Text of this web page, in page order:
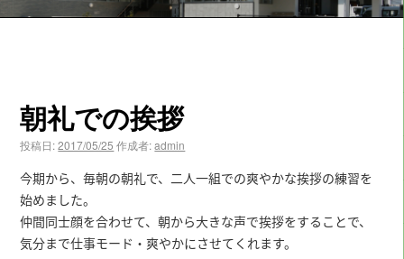
朝礼での挨拶
投稿日:2017/05/25 作成者:admin
今期から、毎朝の朝礼で、二人一組での爽やかな挨拶の練習を
始めました。
仲間同士顔を合わせて、朝から大きな声で挨拶をすることで、
気分まで仕事モード・爽やかにさせてくれます。